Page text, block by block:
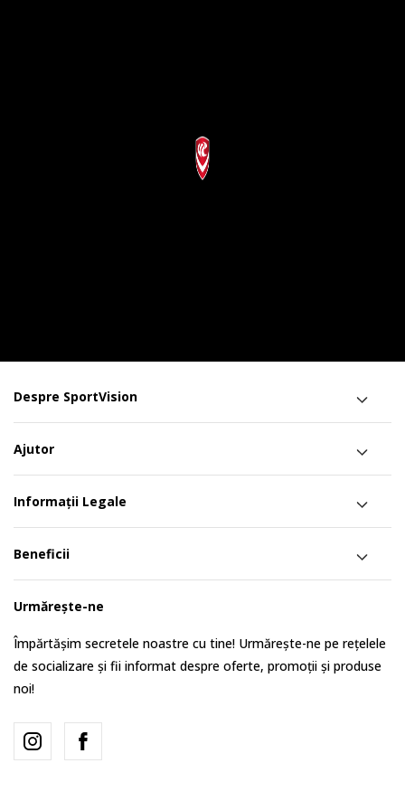
Despre SportVision
Ajutor
Informații Legale
Beneficii
Urmărește-ne
Împărtășim secretele noastre cu tine! Urmărește-ne pe rețelele
de socializare și fii informat despre oferte, promoții și produse
noi!